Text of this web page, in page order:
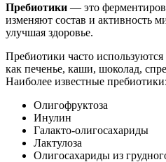
Пребиотики — это
изменяют состав и активность
улучшая здоровье.
Пребиотики часто
как печенье, каши, шоколад,
Наиболее известные пребиотики:
Олигофруктоза
Инулин
Галакто-олигосахариды
Лактулоза
Олигосахариды из